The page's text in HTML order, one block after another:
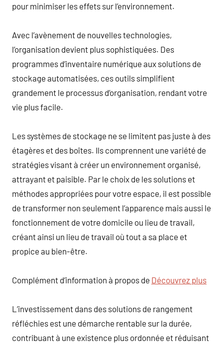
pour minimiser les effets sur l’environnement.
Avec l’avènement de nouvelles technologies,
l’organisation devient plus sophistiquées. Des
programmes d’inventaire numérique aux solutions de
stockage automatisées, ces outils simplifient
grandement le processus d’organisation, rendant votre
vie plus facile.
Les systèmes de stockage ne se limitent pas juste à des
étagères et des boîtes. Ils comprennent une variété de
stratégies visant à créer un environnement organisé,
attrayant et paisible. Par le choix de les solutions et
méthodes appropriées pour votre espace, il est possible
de transformer non seulement l’apparence mais aussi le
fonctionnement de votre domicile ou lieu de travail,
créant ainsi un lieu de travail où tout a sa place et
propice au bien-être.
Complément d’information à propos de Découvrez plus
L’investissement dans des solutions de rangement
réfléchies est une démarche rentable sur la durée,
contribuant à une existence plus ordonnée et réduisant